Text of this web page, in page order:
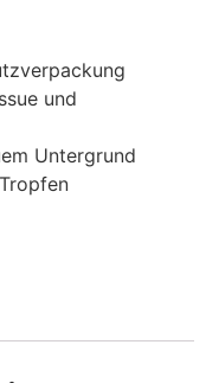
und
Untergrund